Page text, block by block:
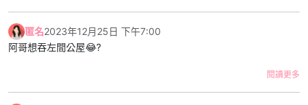
去拍下拖。但佢玩既時候我要消失，我亦都唔問得。我搞唔清之後條
路點行，當想像到10年之後我都係唔見得光，我唔知係咪依家就要分
/p/ClYcOymJ5zn/
匿名2023年12月25日 下午7:00
阿哥想吞左間公屋😂?
閱讀更多